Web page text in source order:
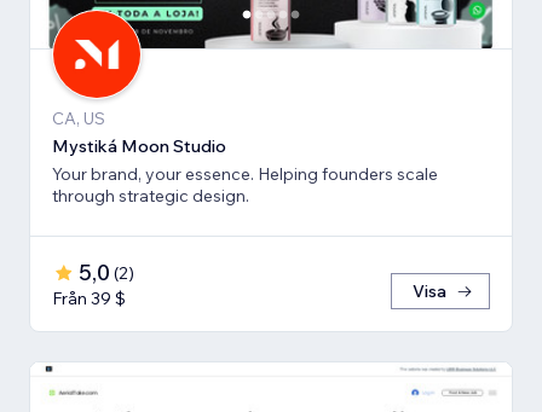
CA, US
Mystiká Moon Studio
Your brand, your essence. Helping founders scale
through strategic design.
5,0 (2)
Från 39 $
Visa